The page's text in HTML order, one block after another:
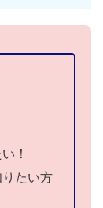
！
たい方